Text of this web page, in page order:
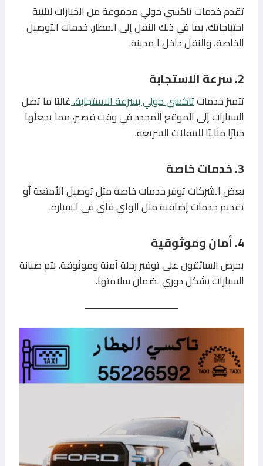
تقدم خدمات تاكسي حولي مجموعة من الخيارات لتلبية
احتياجاتك، بما في ذلك النقل إلى المطار، خدمات التوصيل
الخاصة، والنقل داخل المدينة.
2. سرعة الاستجابة
تتميز خدماتتاكسي حولي بسرعة الاستجابة.غالبًا ما تصل
السيارات إلى الموقع المحدد في وقت قصير، مما يجعلها
خيارًا مثاليًا للتنقلات السريعة.
3. خدمات خاصة
بعض الشركات توفر خدمات خاصة مثل توصيل الأمتعة أو
تقديم خدمات إضافية مثل الواي فاي في السيارة.
4. أمان وموثوقية
يحرص السائقون على توفير رحلة آمنة وموثوقة. يتم صيانة
السيارات بشكل دوري لضمان سلامتها.